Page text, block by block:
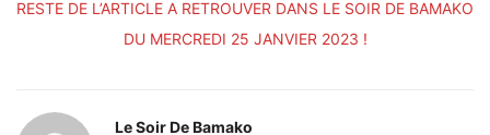
RESTE DE L’ARTICLE A RETROUVER DANS LE SOIR DE BAMAKO
DU MERCREDI 25 JANVIER 2023 !
Le Soir De Bamako